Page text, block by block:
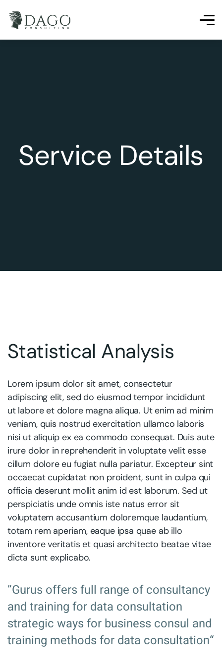
Service Details
Statistical Analysis
Lorem ipsum dolor sit amet, consectetur
adipiscing elit, sed do eiusmod tempor incididunt
ut labore et dolore magna aliqua. Ut enim ad minim
veniam, quis nostrud exercitation ullamco laboris
nisi ut aliquip ex ea commodo consequat. Duis aute
irure dolor in reprehenderit in voluptate velit esse
cillum dolore eu fugiat nulla pariatur. Excepteur sint
occaecat cupidatat non proident, sunt in culpa qui
officia deserunt mollit anim id est laborum. Sed ut
perspiciatis unde omnis iste natus error sit
voluptatem accusantium doloremque laudantium,
totam rem aperiam, eaque ipsa quae ab illo
inventore veritatis et quasi architecto beatae vitae
dicta sunt explicabo.
”Gurus offers full range of consultancy
and training for data consultation
strategic ways for business consul and
training methods for data consultation“